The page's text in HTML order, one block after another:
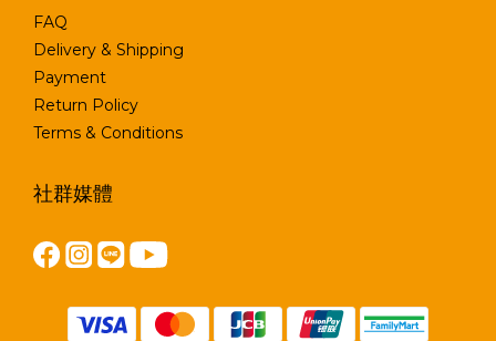
FAQ
Delivery & Shipping
Payment
Return Policy
Terms & Conditions
社群媒體